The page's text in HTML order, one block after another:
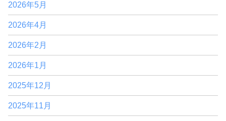
2026年5月
2026年4月
2026年2月
2026年1月
2025年12月
2025年11月